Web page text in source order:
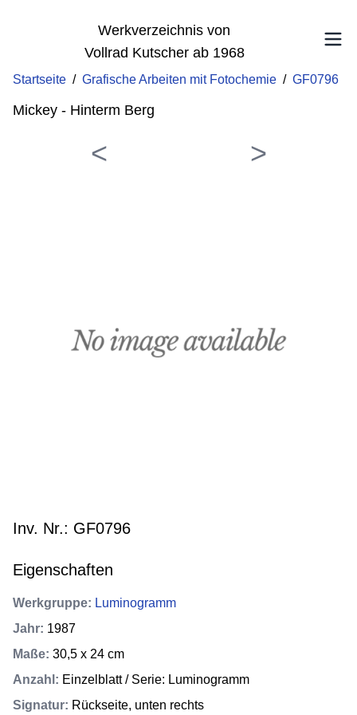
Werkverzeichnis von
Vollrad Kutscher ab 1968
Startseite / Grafische Arbeiten mit Fotochemie / GF0796
Mickey - Hinterm Berg
Inv. Nr.: GF0796
Eigenschaften
Werkgruppe: Luminogramm
Jahr: 1987
Maße: 30,5 x 24 cm
Anzahl : Einzelblatt / Serie: Luminogramm
Signatur: Rückseite, unten rechts
< >